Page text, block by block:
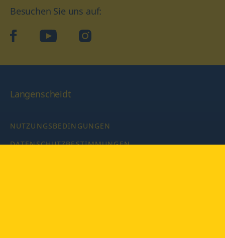
Besuchen Sie uns auf:
facebookYouTube Instagram
Langenscheidt
NUTZUNGSBEDINGUNGEN
DATENSCHUTZBESTIMMUNGEN